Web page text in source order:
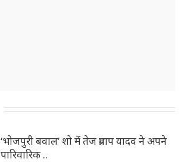
‘भोजपुरी बवाल’ शो में तेज प्रताप यादव ने अपने
पारिवारिक ..